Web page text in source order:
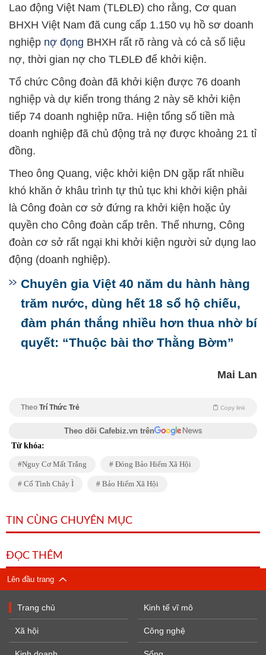
Lao động Việt Nam (TLĐLĐ) cho rằng, Cơ quan
BHXH Việt Nam đã cung cấp 1.150 vụ hồ sơ doanh
nghiệp nợ đọng BHXH rất rõ ràng và có cả số liệu
nợ, thời gian nợ cho TLĐLĐ để khởi kiện.
Tổ chức Công đoàn đã khởi kiện được 76 doanh
nghiệp và dự kiến trong tháng 2 này sẽ khởi kiện
tiếp 74 doanh nghiệp nữa. Hiện tổng số tiền mà
doanh nghiệp đã chủ động trả nợ được khoảng 21 tỉ
đồng.
Theo ông Quang, việc khởi kiện DN gặp rất nhiều
khó khăn ở khâu trình tự thủ tục khi khởi kiện phải
là Công đoàn cơ sở đứng ra khởi kiện hoặc ủy
quyền cho Công đoàn cấp trên. Thế nhưng, Công
đoàn cơ sở rất ngại khi khởi kiện người sử dụng lao
động (doanh nghiệp).
Chuyên gia Việt 40 năm du hành hàng
trăm nước, dùng hết 18 sổ hộ chiếu,
đàm phán thắng nhiều hơn thua nhờ bí
quyết: “Thuộc bài thơ Thằng Bờm”
Mai Lan
Theo Trí Thức Trẻ Copy link
Theo dõi Cafebiz.vn trên
Từ khóa:
Nguy Cơ Mất Trắng Đóng Bảo Hiểm Xã Hội
Cố Tình Chây Ì Bảo Hiểm Xã Hội
TIN CÙNG CHUYÊN MỤC
ĐỌC THÊM
Lên đầu trang
Trang chủ
Xã hội
Kinh tế vĩ mô
Công nghệ